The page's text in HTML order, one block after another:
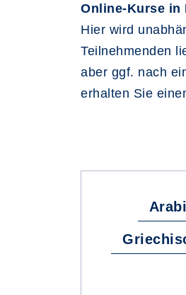
Online-Kurse in
Hier wird
Teilnehmenden
aber ggf. nach
erhalten Sie